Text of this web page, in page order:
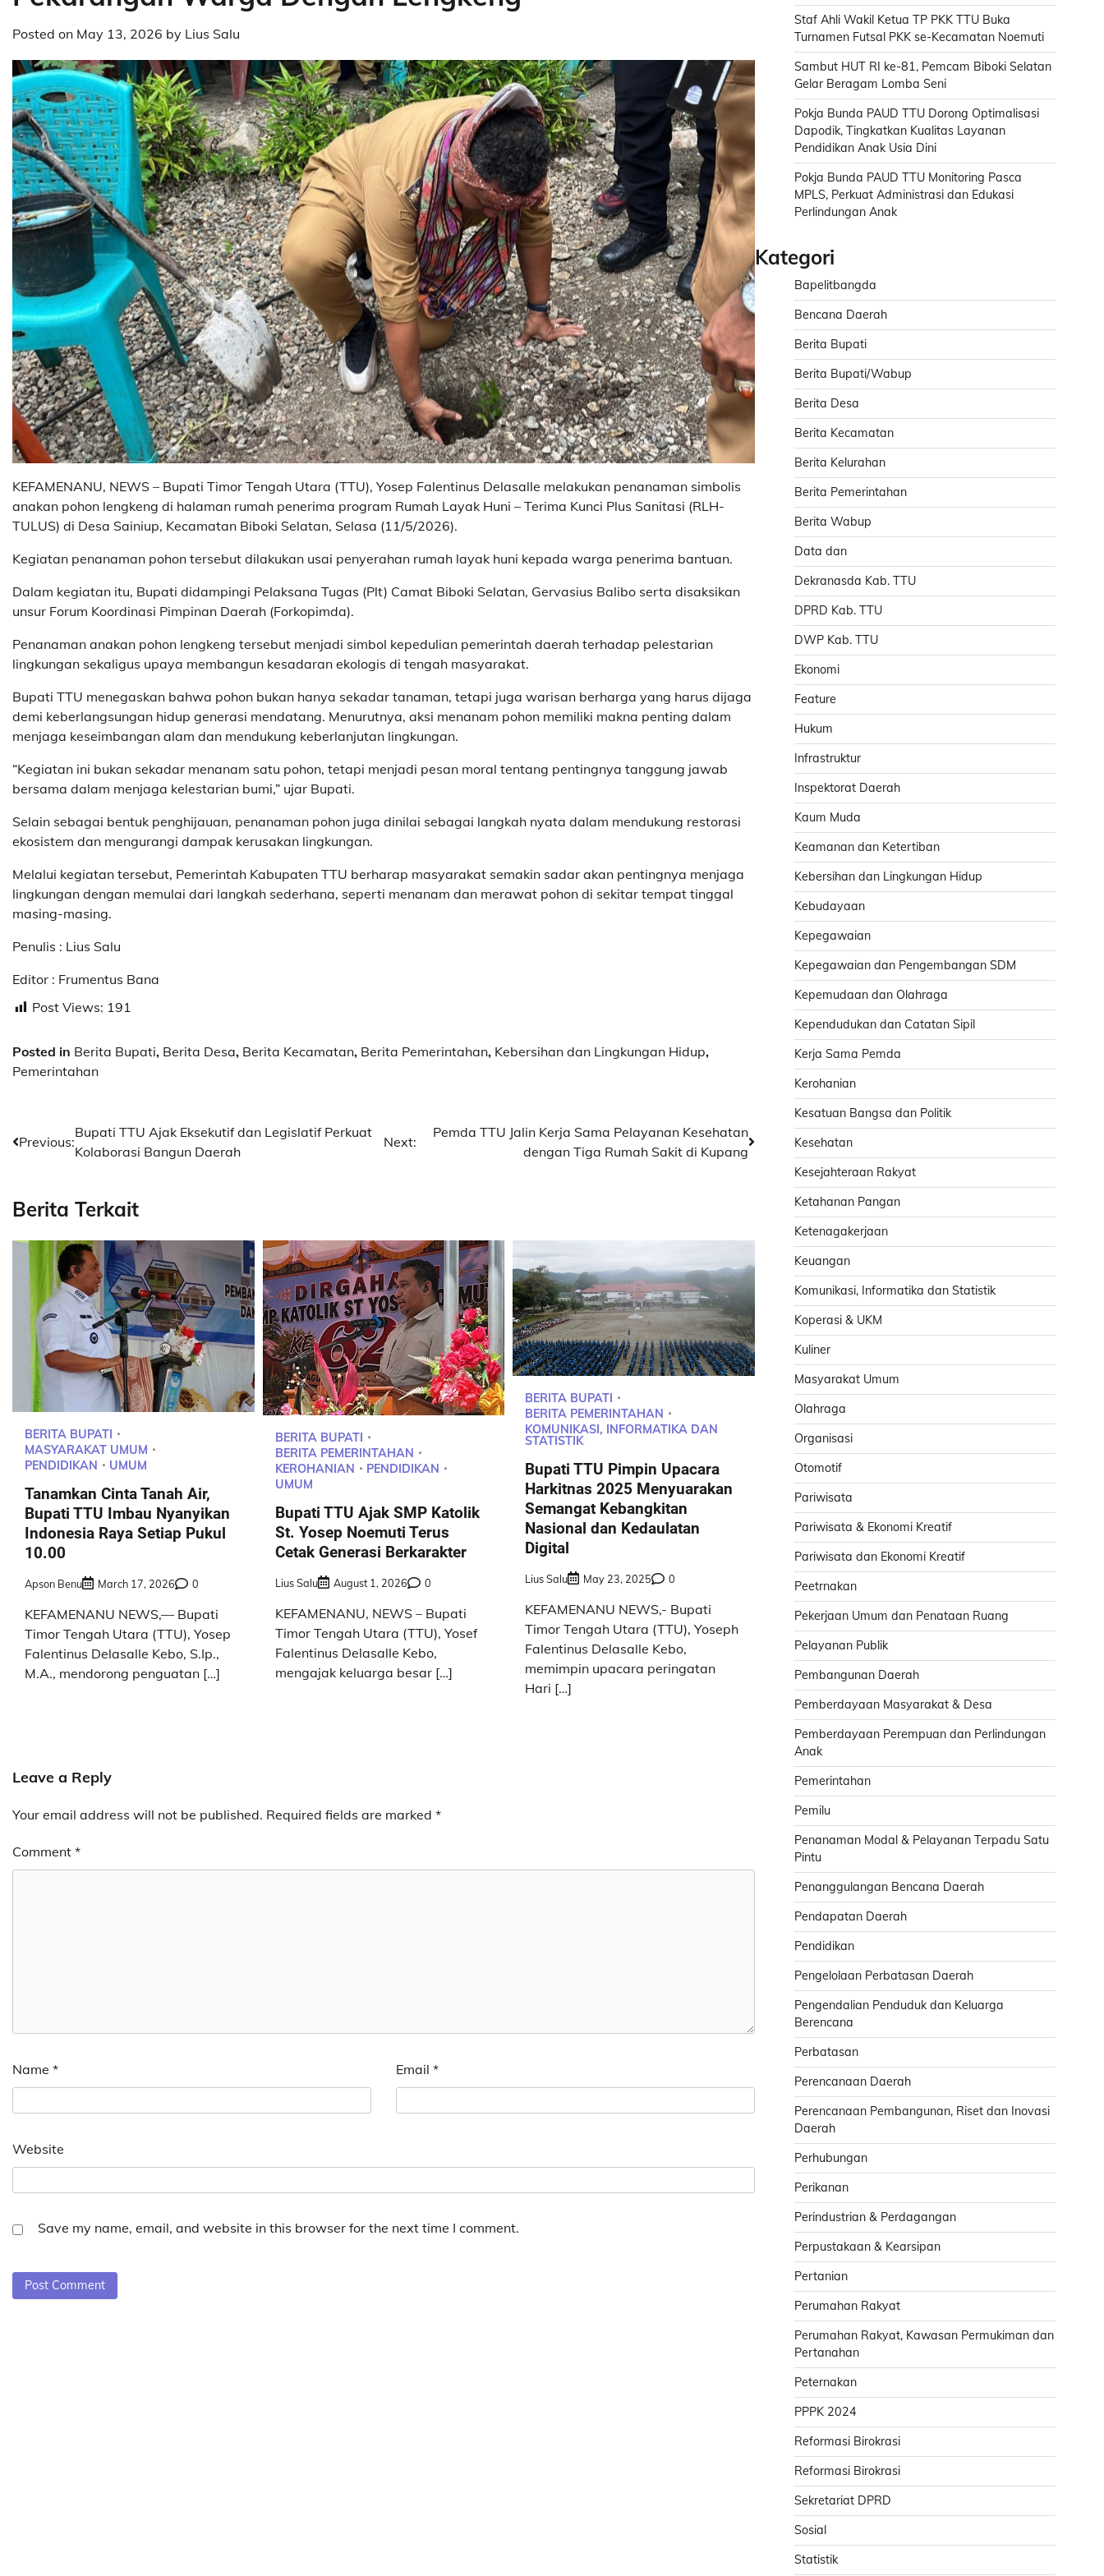
Posted on May 13, 2026 by Lius Salu
KEFAMENANU, NEWS – Bupati Timor Tengah Utara (TTU), Yosep Falentinus Delasalle melakukan penanaman simbolis
anakan pohon lengkeng di halaman rumah penerima program Rumah Layak Huni – Terima Kunci Plus Sanitasi (RLH-
TULUS) di Desa Sainiup, Kecamatan Biboki Selatan, Selasa (11/5/2026).
Kegiatan penanaman pohon tersebut dilakukan usai penyerahan rumah layak huni kepada warga penerima bantuan.
Dalam kegiatan itu, Bupati didampingi Pelaksana Tugas (Plt) Camat Biboki Selatan, Gervasius Balibo serta disaksikan
unsur Forum Koordinasi Pimpinan Daerah (Forkopimda).
Penanaman anakan pohon lengkeng tersebut menjadi simbol kepedulian pemerintah daerah terhadap pelestarian
lingkungan sekaligus upaya membangun kesadaran ekologis di tengah masyarakat.
Bupati TTU menegaskan bahwa pohon bukan hanya sekadar tanaman, tetapi juga warisan berharga yang harus dijaga
demi keberlangsungan hidup generasi mendatang. Menurutnya, aksi menanam pohon memiliki makna penting dalam
menjaga keseimbangan alam dan mendukung keberlanjutan lingkungan.
“Kegiatan ini bukan sekadar menanam satu pohon, tetapi menjadi pesan moral tentang pentingnya tanggung jawab
bersama dalam menjaga kelestarian bumi,” ujar Bupati.
Selain sebagai bentuk penghijauan, penanaman pohon juga dinilai sebagai langkah nyata dalam mendukung restorasi
ekosistem dan mengurangi dampak kerusakan lingkungan.
Melalui kegiatan tersebut, Pemerintah Kabupaten TTU berharap masyarakat semakin sadar akan pentingnya menjaga
lingkungan dengan memulai dari langkah sederhana, seperti menanam dan merawat pohon di sekitar tempat tinggal
masing-masing.
Penulis : Lius Salu
Editor : Frumentus Bana
Post Views: 191
Posted in Berita Bupati, Berita Desa, Berita Kecamatan, Berita Pemerintahan, Kebersihan dan Lingkungan Hidup,
Pemerintahan
Post
Previous:
Bupati TTU Ajak Eksekutif dan Legislatif Perkuat
Kolaborasi Bangun Daerah
Next:
Pemda TTU Jalin Kerja Sama Pelayanan Kesehatan
dengan Tiga Rumah Sakit di Kupang
Berita Terkait
BERITA BUPATI
MASYARAKAT UMUM
PENDIDIKAN
UMUM
Tanamkan Cinta Tanah Air,
Bupati TTU Imbau Nyanyikan
Indonesia Raya Setiap Pukul
10.00
Apson Benu March 17, 2026 0
KEFAMENANU NEWS,— Bupati
Timor Tengah Utara (TTU), Yosep
Falentinus Delasalle Kebo, S.Ip.,
M.A., mendorong penguatan […]
BERITA BUPATI
BERITA PEMERINTAHAN
KEROHANIAN
PENDIDIKAN
UMUM
Bupati TTU Ajak SMP Katolik
St. Yosep Noemuti Terus
Cetak Generasi Berkarakter
Lius Salu August 1, 2026 0
KEFAMENANU, NEWS – Bupati
Timor Tengah Utara (TTU), Yosef
Falentinus Delasalle Kebo,
mengajak keluarga besar […]
BERITA BUPATI
BERITA PEMERINTAHAN
KOMUNIKASI, INFORMATIKA DAN
STATISTIK
Bupati TTU Pimpin Upacara
Harkitnas 2025 Menyuarakan
Semangat Kebangkitan
Nasional dan Kedaulatan
Digital
Lius Salu May 23, 2025 0
KEFAMENANU NEWS,- Bupati
Timor Tengah Utara (TTU), Yoseph
Falentinus Delasalle Kebo,
memimpin upacara peringatan
Hari […]
Leave a Reply
Your email address will not be published. Required fields are marked *
Comment *
Name * Email *
Website
Save my name, email, and website in this browser for the next time I comment.
Staf Ahli Wakil Ketua TP PKK TTU Buka
Turnamen Futsal PKK se-Kecamatan Noemuti
Sambut HUT RI ke-81, Pemcam Biboki Selatan
Gelar Beragam Lomba Seni
Pokja Bunda PAUD TTU Dorong Optimalisasi
Dapodik, Tingkatkan Kualitas Layanan
Pendidikan Anak Usia Dini
Pokja Bunda PAUD TTU Monitoring Pasca
MPLS, Perkuat Administrasi dan Edukasi
Perlindungan Anak
Kategori
Bapelitbangda
Bencana Daerah
Berita Bupati
Berita Bupati/Wabup
Berita Desa
Berita Kecamatan
Berita Kelurahan
Berita Pemerintahan
Berita Wabup
Data dan
Dekranasda Kab. TTU
DPRD Kab. TTU
DWP Kab. TTU
Ekonomi
Feature
Hukum
Infrastruktur
Inspektorat Daerah
Kaum Muda
Keamanan dan Ketertiban
Kebersihan dan Lingkungan Hidup
Kebudayaan
Kepegawaian
Kepegawaian dan Pengembangan SDM
Kepemudaan dan Olahraga
Kependudukan dan Catatan Sipil
Kerja Sama Pemda
Kerohanian
Kesatuan Bangsa dan Politik
Kesehatan
Kesejahteraan Rakyat
Ketahanan Pangan
Ketenagakerjaan
Keuangan
Komunikasi, Informatika dan Statistik
Koperasi & UKM
Kuliner
Masyarakat Umum
Olahraga
Organisasi
Otomotif
Pariwisata
Pariwisata & Ekonomi Kreatif
Pariwisata dan Ekonomi Kreatif
Peetrnakan
Pekerjaan Umum dan Penataan Ruang
Pelayanan Publik
Pembangunan Daerah
Pemberdayaan Masyarakat & Desa
Pemberdayaan Perempuan dan Perlindungan
Anak
Pemerintahan
Pemilu
Penanaman Modal & Pelayanan Terpadu Satu
Pintu
Penanggulangan Bencana Daerah
Pendapatan Daerah
Pendidikan
Pengelolaan Perbatasan Daerah
Pengendalian Penduduk dan Keluarga
Berencana
Perbatasan
Perencanaan Daerah
Perencanaan Pembangunan, Riset dan Inovasi
Daerah
Perhubungan
Perikanan
Perindustrian & Perdagangan
Perpustakaan & Kearsipan
Pertanian
Perumahan Rakyat
Perumahan Rakyat, Kawasan Permukiman dan
Pertanahan
Peternakan
PPPK 2024
Reformasi Birokrasi
Reformasi Birokrasi
Sekretariat DPRD
Sosial
Statistik